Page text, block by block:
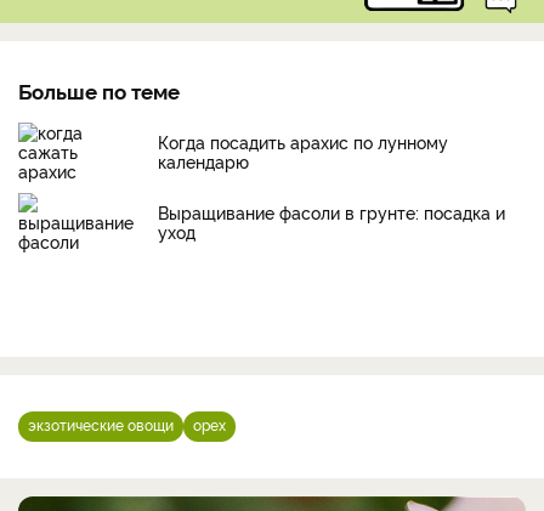
Больше по теме
Когда посадить арахис по лунному
календарю
Выращивание фасоли в грунте: посадка и
уход
экзотические овощи орех